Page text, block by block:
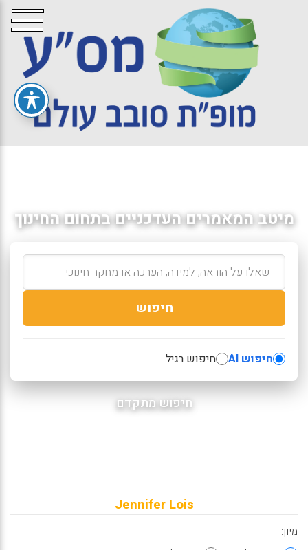
מיטב המאמרים העדכניים בתחום החינוך
חיפוש
חיפוש AI חיפוש רגיל
חיפוש מתקדם
Jennifer Lois
מיון: